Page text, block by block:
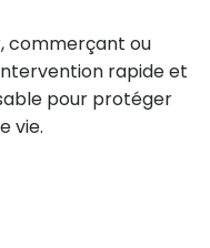
commerçant ou
rapide et
pour protéger
vie.